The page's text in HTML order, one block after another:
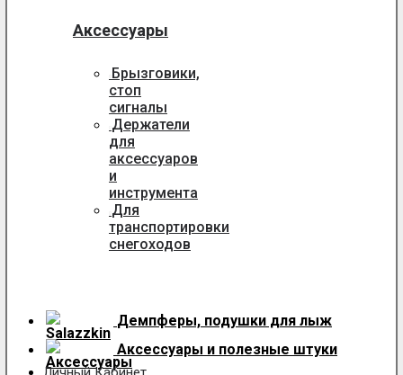
Аксессуары
Брызговики,
стоп
сигналы
Держатели
для
аксессуаров
и
инструмента
Для
транспортировки
снегоходов
Демпферы, подушки для лыж
Аксессуары и полезные штуки